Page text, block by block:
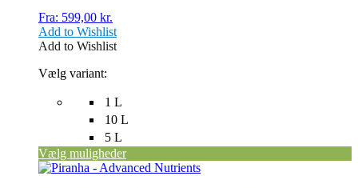
Fra: 599,00 kr.
1 L
10 L
5 L
Vælg variant:
Vælg muligheder
Mulighederne
kan
vælges
varesiden
Add to Wishlist
Add to Wishlist
Dette